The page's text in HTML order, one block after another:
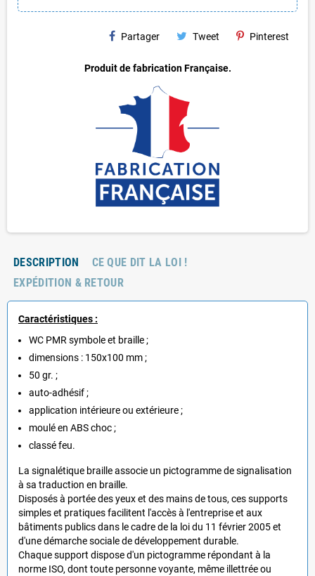
Partager Tweet Pinterest
Produit de fabrication Française.
DESCRIPTION
CE QUE DIT LA LOI !
EXPÉDITION & RETOUR
Caractéristiques :
WC PMR symbole et braille ;
dimensions : 150x100 mm ;
50 gr. ;
auto-adhésif ;
application intérieure ou extérieure ;
moulé en ABS choc ;
classé feu.
La signalétique braille associe un pictogramme de signalisation
à sa traduction en braille.
Disposés à portée des yeux et des mains de tous, ces supports
simples et pratiques facilitent l'accès à l'entreprise et aux
bâtiments publics dans le cadre de la loi du 11 février 2005 et
d'une démarche sociale de développement durable.
Chaque support dispose d'un pictogramme répondant à la
norme ISO, dont toute personne voyante, même illettrée ou